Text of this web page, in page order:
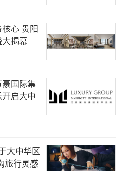
心 贵阳
揭幕
国际集
启大中
大中华区
旅行灵感